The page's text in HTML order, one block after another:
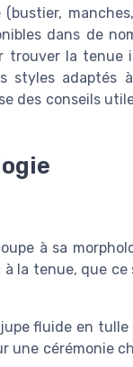
dans de
trouver la tenue
styles adaptés
des conseils
à sa
la tenue, que ce
fluide en tulle
une cérémonie